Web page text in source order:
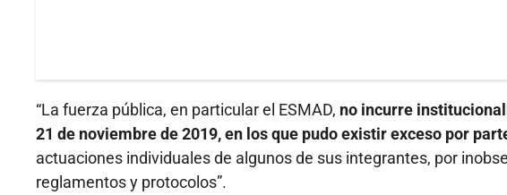
“La fuerza pública, en particular el ESMAD, no incurre
21 de noviembre de 2019, en los que pudo existir exceso por
actuaciones individuales de algunos de sus integrantes, por
reglamentos y protocolos”.